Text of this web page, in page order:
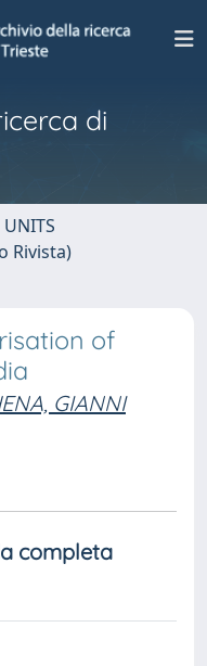
di
Rivista)
of
GIANNI
completa